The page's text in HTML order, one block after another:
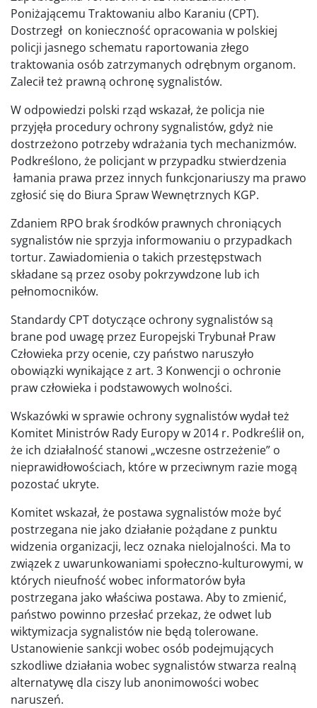
Poniżającemu Traktowaniu albo Karaniu (CPT).
Dostrzegł on konieczność opracowania w polskiej
policji jasnego schematu raportowania złego
traktowania osób zatrzymanych odrębnym organom.
Zalecił też prawną ochronę sygnalistów.
W odpowiedzi polski rząd wskazał, że policja nie
przyjęła procedury ochrony sygnalistów, gdyż nie
dostrzeżono potrzeby wdrażania tych mechanizmów.
Podkreślono, że policjant w przypadku stwierdzenia
łamania prawa przez innych funkcjonariuszy ma prawo
zgłosić się do Biura Spraw Wewnętrznych KGP.
Zdaniem RPO brak środków prawnych chroniących
sygnalistów nie sprzyja informowaniu o przypadkach
tortur. Zawiadomienia o takich przestępstwach
składane są przez osoby pokrzywdzone lub ich
pełnomocników.
Standardy CPT dotyczące ochrony sygnalistów są
brane pod uwagę przez Europejski Trybunał Praw
Człowieka przy ocenie, czy państwo naruszyło
obowiązki wynikające z art. 3 Konwencji o ochronie
praw człowieka i podstawowych wolności.
Wskazówki w sprawie ochrony sygnalistów wydał też
Komitet Ministrów Rady Europy w 2014 r. Podkreślił on,
że ich działalność stanowi „wczesne ostrzeżenie” o
nieprawidłowościach, które w przeciwnym razie mogą
pozostać ukryte.
Komitet wskazał, że postawa sygnalistów może być
postrzegana nie jako działanie pożądane z punktu
widzenia organizacji, lecz oznaka nielojalności. Ma to
związek z uwarunkowaniami społeczno-kulturowymi, w
których nieufność wobec informatorów była
postrzegana jako właściwa postawa. Aby to zmienić,
państwo powinno przesłać przekaz, że odwet lub
wiktymizacja sygnalistów nie będą tolerowane.
Ustanowienie sankcji wobec osób podejmujących
szkodliwe działania wobec sygnalistów stwarza realną
alternatywę dla ciszy lub anonimowości wobec
naruszeń.